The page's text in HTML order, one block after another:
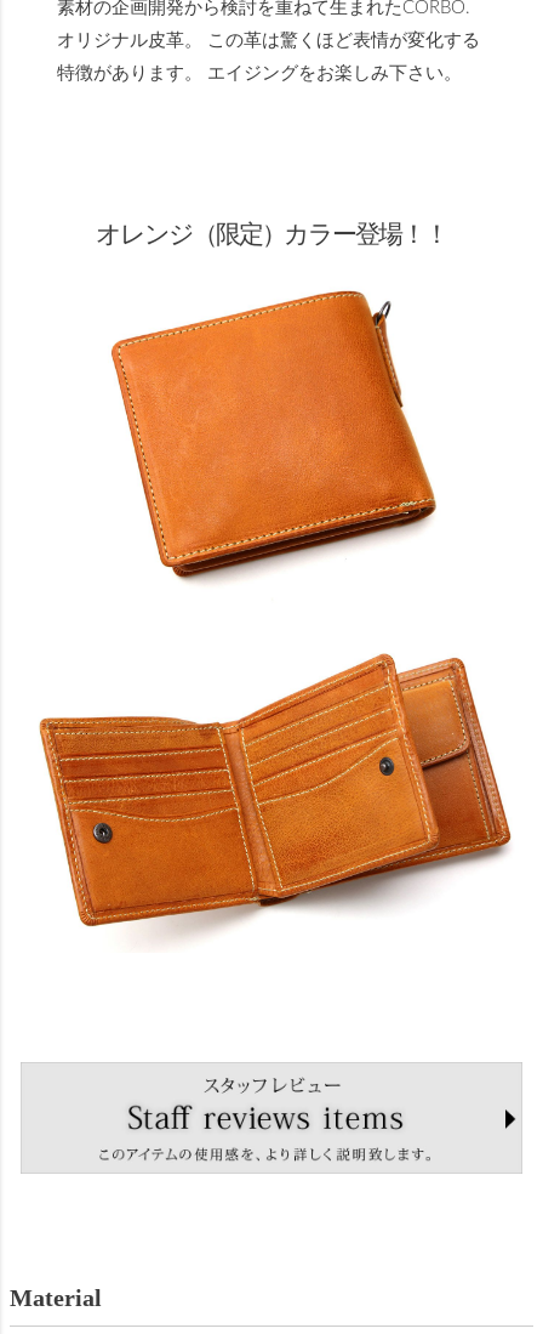
素材の企画開発から検討を重ねて生まれたCORBO.
オリジナル皮革。 この革は驚くほど表情が変化する
特徴があります。 エイジングをお楽しみ下さい。
オレンジ（限定）カラー登場！！
Material